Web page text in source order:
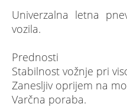
Univerzalna letna
vozila.
Prednosti
Stabilnost vožnje pri
Zanesljiv oprijem na
Varčna poraba.